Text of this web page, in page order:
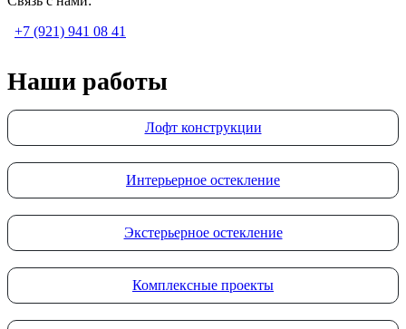
+7 (921) 941 08 41
Наши работы
Лофт конструкции
Интерьерное остекление
Экстерьерное остекление
Комплексные проекты